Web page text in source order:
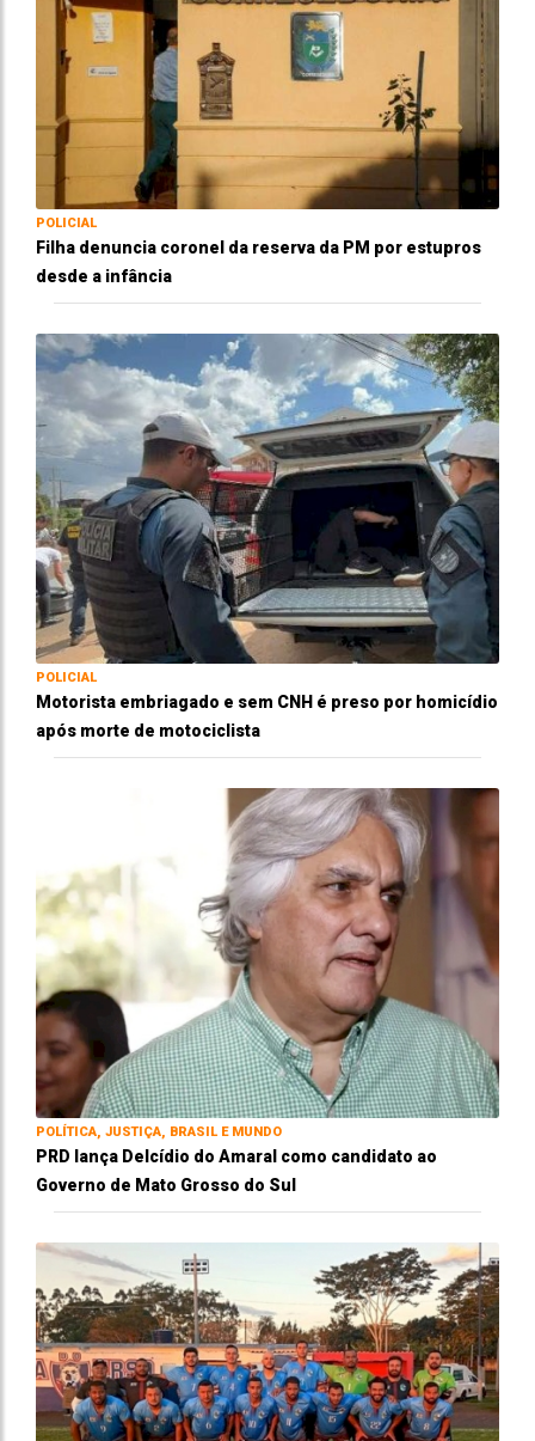
POLICIAL
Filha denuncia coronel da reserva da PM por estupros
desde a infância
POLICIAL
Motorista embriagado e sem CNH é preso por homicídio
após morte de motociclista
POLÍTICA, JUSTIÇA, BRASIL E MUNDO
PRD lança Delcídio do Amaral como candidato ao
Governo de Mato Grosso do Sul